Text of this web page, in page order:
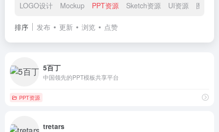
LOGO设计 Mockup PPT资源 Sketch资源 UI资源 图标素
排序 发布 更新 浏览 点赞
5百丁
中国领先的PPT模板共享平台
PPT资源
tretars